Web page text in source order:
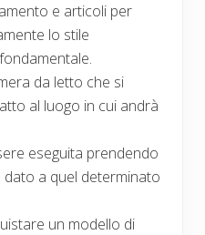
e articoli per
lo stile
da letto che si
al luogo in cui andrà
eseguita prendendo
a quel determinato
un modello di